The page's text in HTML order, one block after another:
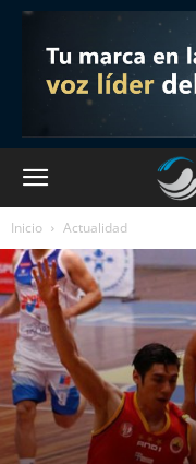
Inicio Actualidad